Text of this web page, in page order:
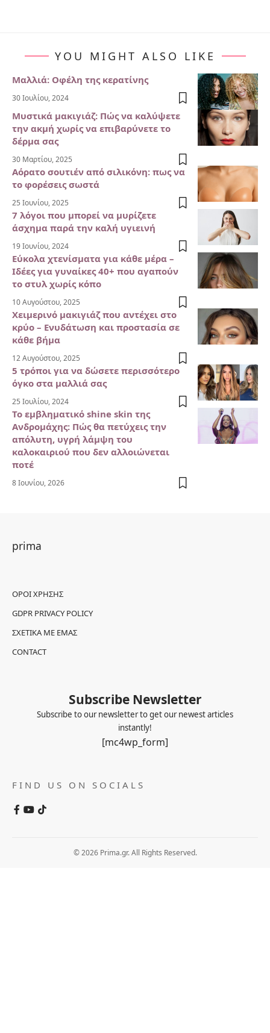
YOU MIGHT ALSO LIKE
Μαλλιά: Οφέλη της κερατίνης
30 Ιουλίου, 2024
Μυστικά μακιγιάζ: Πώς να καλύψετε
την ακμή χωρίς να επιβαρύνετε το
δέρμα σας
30 Μαρτίου, 2025
Αόρατο σουτιέν από σιλικόνη: πως να
το φορέσεις σωστά
25 Ιουνίου, 2025
7 λόγοι που μπορεί να μυρίζετε
άσχημα παρά την καλή υγιεινή
19 Ιουνίου, 2024
Εύκολα χτενίσματα για κάθε μέρα –
Ιδέες για γυναίκες 40+ που αγαπούν
το στυλ χωρίς κόπο
10 Αυγούστου, 2025
Χειμερινό μακιγιάζ που αντέχει στο
κρύο – Ενυδάτωση και προστασία σε
κάθε βήμα
12 Αυγούστου, 2025
5 τρόποι για να δώσετε περισσότερο
όγκο στα μαλλιά σας
25 Ιουλίου, 2024
Το εμβληματικό shine skin της
Ανδρομάχης: Πώς θα πετύχεις την
απόλυτη, υγρή λάμψη του
καλοκαιριού που δεν αλλοιώνεται
ποτέ
8 Ιουνίου, 2026
prima
ΌΡΟΙ ΧΡΉΣΗΣ
GDPR PRIVACY POLICY
ΣΧΕΤΙΚΆ ΜΕ ΕΜΆΣ
CONTACT
Subscribe Newsletter
Subscribe to our newsletter to get our newest articles
instantly!
[mc4wp_form]
FIND US ON SOCIALS
© 2026 Prima.gr. All Rights Reserved.